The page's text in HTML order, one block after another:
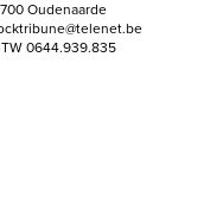
Oudenaarde
0644.939.835